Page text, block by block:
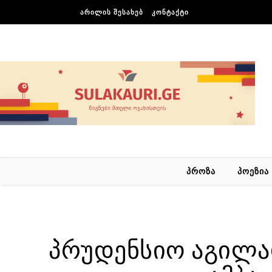
ᲐᲠᲘᲚᲘᲡ ᲨᲔᲡᲐᲮᲔᲑ ᲙᲝᲜᲢᲐᲥᲢᲘ
ᲞᲠᲝᲖᲐ ᲞᲝᲔᲖᲘᲐ
პრუდენსიო